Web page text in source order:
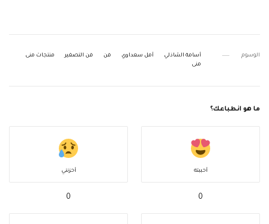
الوسوم أسامة الشاذلي أمل سعداوي فن فن التصغير
منتجات منى
منى
ما هو انطباعك؟
أحببته
0
أحزنني
0